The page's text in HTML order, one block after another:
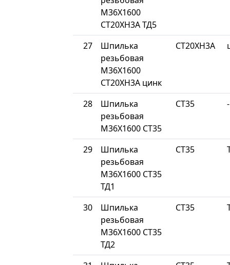
М36Х1600
СТ20ХН3А ТД5
27
Шпилька
резьбовая
М36Х1600
СТ20ХН3А цинк
СТ20ХН3А
28
Шпилька
резьбовая
М36Х1600 СТ35
СТ35 -
29
Шпилька
резьбовая
М36Х1600 СТ35
ТД1
СТ35
30
Шпилька
резьбовая
М36Х1600 СТ35
ТД2
СТ35